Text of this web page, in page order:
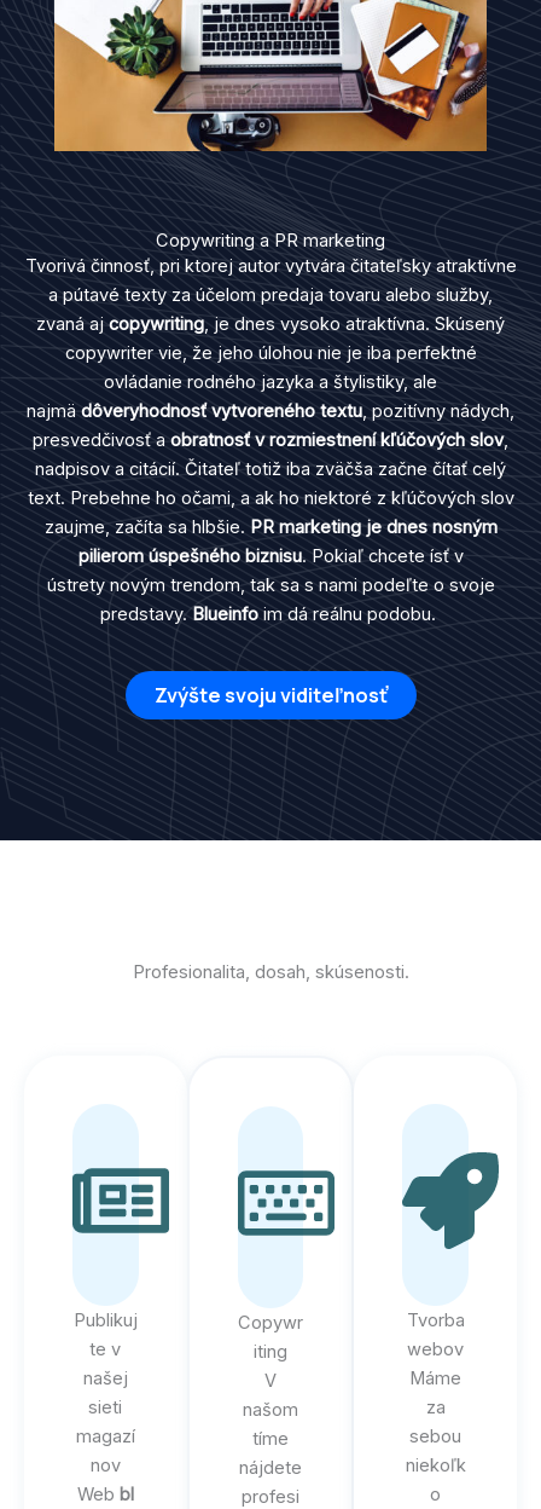
Copywriting a PR marketing
Tvorivá činnosť, pri ktorej autor vytvára čitateľsky atraktívne
a pútavé texty za účelom predaja tovaru alebo služby,
zvaná ajcopywriting, je dnes vysoko atraktívna. Skúsený
copywriter vie, že jeho úlohou nie je iba perfektné
ovládanie rodného jazyka a štylistiky, ale
najmä dôveryhodnosť vytvoreného textu, pozitívny nádych,
presvedčivosť a obratnosť v rozmiestnení kľúčových slov,
nadpisov a citácií. Čitateľ totiž iba zväčša začne čítať celý
text. Prebehne ho očami, a ak ho niektoré z kľúčových slov
zaujme, začíta sa hlbšie. PR marketingje dnes nosným
pilierom úspešného biznisu. Pokiaľ chcete ísť v
ústrety novým trendom, tak sa s nami podeľte o svoje
predstavy.Blueinfo im dá reálnu podobu.
Zvýšte svoju viditeľnosť
Profesionalita, dosah, skúsenosti.
Publikuj
te v
našej
sieti
magazí
nov
Web bl
Copywr
iting
V
našom
tíme
nájdete
profesi
Tvorba
webov
Máme
za
sebou
niekoľk
o